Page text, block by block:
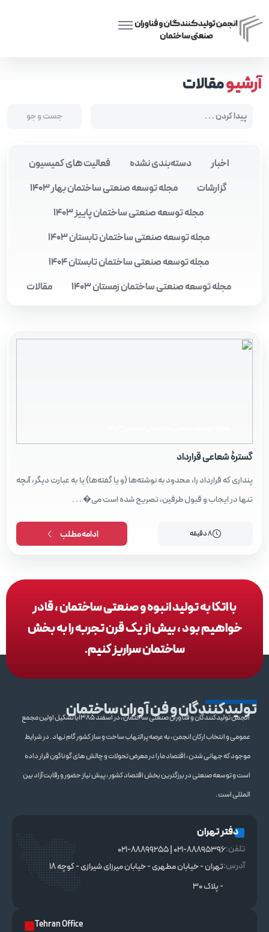
آرشیومقالات
اخبار دسته‌بندی نشده
فعالیت های کمیسیون
گزارشات
مجله توسعه صنعتی ساختمان بهار 1403
مجله توسعه صنعتی ساختمان پاییز 1403
مجله توسعه صنعتی ساختمان تابستان 1403
مجله توسعه صنعتی ساختمان تابستان 1404
مجله توسعه صنعتی ساختمان زمستان 1403
مقالات
گسترۀ شعاعی قرارداد
پنداری که قرارداد را، محدود به نوشته‌ها (و یا گفته‌ها) یا به عبارت دیگر، آنچه
تنها در ایجاب و قبول طرفین، تصریح شده است می‌� . . .
8 دقیقه ادامه مطلب
با اتکا به تولید انبوه و صنعتی ساختمان ، قادر
خواهیم بود ، بیش از یک قرن تجربه را به بخش
ساختمان سراریز کنیم.
تولیدکنندگان و فن آوران ساختمانانجمن تولیدکنندگان و فنآوران صنعتی ساختمان ، در اسفند 1385با تشکیل اولین مجمع
عمومی و انتخاب ارکان انجمن ، به عرصه پرالتهاب ساخت و ساز کشور گام نهاد . در شرایط
موجود که جهانی شدن ، اقتصاد ما را در معرض تحولات و چالش های گوناگون قرار داده
است و توسعه صنعتی در برزگترین بخش اقتصاد کشور ، پیش نیاز حضور و رقابت آزاد بین
المللی است .
دفتر تهران
تلفن:021-88895396 | 021-88899255
آدرس:
تهران - خیابان مطهری - خیابان میرزای شیرازی - کوچه ۱۸
- پلاک ۳۰
Tehran Office